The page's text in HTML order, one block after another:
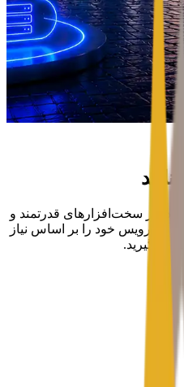
از سخت‌افزارهای قدرتمند و
سرویس خود را بر اساس نیاز
بگیرید.